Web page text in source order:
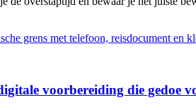
voorbereiding die gedoe